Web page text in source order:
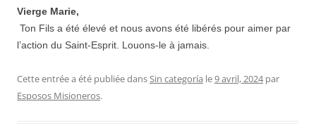
Vierge Marie,
Ton Fils a été élevé et nous avons été libérés pour aimer par
l’action du Saint-Esprit. Louons-le à jamais.
Cette entrée a été publiée dansSin categoría le9 avril, 2024 par
Esposos Misioneros.